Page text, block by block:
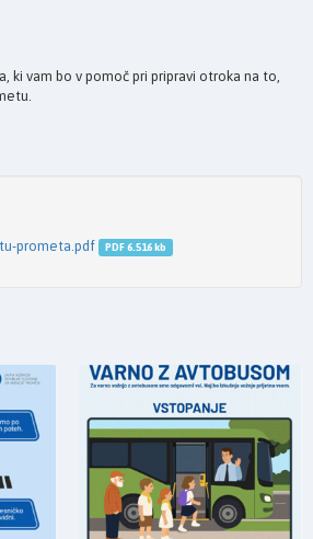
ki vam bo v pomoč pri pripravi otroka na to,
prometa.pdf PDF 6.516 kb